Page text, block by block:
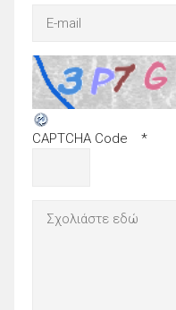
CAPTCHA Code *